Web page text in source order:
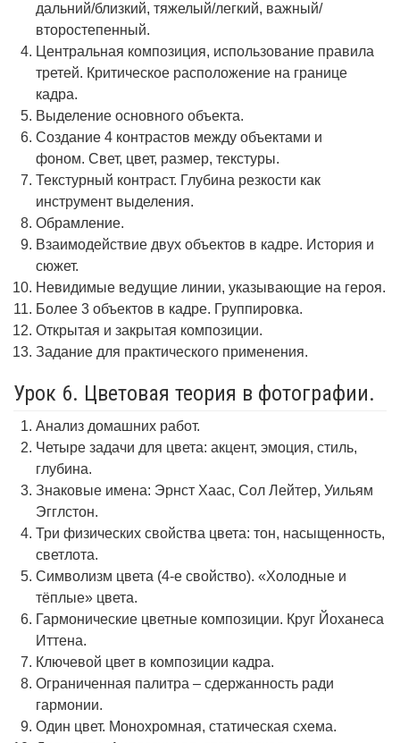
дальний/близкий, тяжелый/легкий, важный/
второстепенный.
Центральная композиция, использование правила
третей. Критическое расположение на границе
кадра.
Выделение основного объекта.
Создание 4 контрастов между объектами и
фоном. Свет, цвет, размер, текстуры.
Текстурный контраст. Глубина резкости как
инструмент выделения.
Обрамление.
Взаимодействие двух объектов в кадре. История и
сюжет.
Невидимые ведущие линии, указывающие на героя.
Более 3 объектов в кадре. Группировка.
Открытая и закрытая композиции.
Задание для практического применения.
Урок 6. Цветовая теория в фотографии.
Анализ домашних работ.
Четыре задачи для цвета: акцент, эмоция, стиль,
глубина.
Знаковые имена: Эрнст Хаас, Сол Лейтер, Уильям
Эгглстон.
Три физических свойства цвета: тон, насыщенность,
светлота.
Символизм цвета (4-е свойство). «Холодные и
тёплые» цвета.
Гармонические цветные композиции. Круг Йоханеса
Иттена.
Ключевой цвет в композиции кадра.
Ограниченная палитра – сдержанность ради
гармонии.
Один цвет. Монохромная, статическая схема.